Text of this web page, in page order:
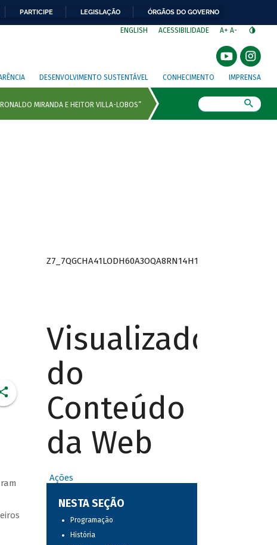
PARTICIPE LEGISLAÇÃO ÓRGÃOS DO GOVERNO
ENGLISH ACESSIBILIDADE A+ A-
DESENVOLVIMENTO SUSTENTÁVEL CONHECIMENTO IMPRENSA
Z7_7QGCHA41LODH60A3OQA8RN14H1
Visualizador
do
Conteúdo
da Web
Ações
NESTA SEÇÃO
Programação
História